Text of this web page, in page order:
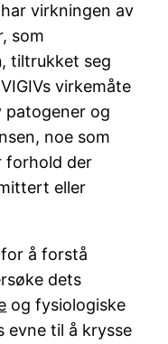
virkningen av
som
, tiltrukket seg
virkemåte
og
noe som
forhold der
eller
å forstå
dets
og fysiologiske
evne til å krysse